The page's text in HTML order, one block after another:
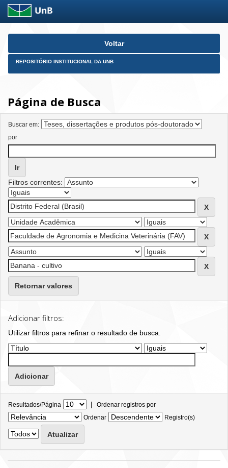
Skip
Voltar
REPOSITÓRIO INSTITUCIONAL DA UNB
Página de Busca
Buscar em:
por
Filtros correntes:
Retornar valores
Adicionar filtros:
Utilizar filtros para refinar o resultado de busca.
Resultados/Página | Ordenar registros por
Ordenar
Registro(s)